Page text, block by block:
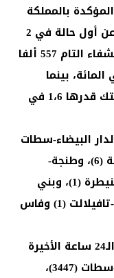
بالمملكة
إلى 615 ألف و 999 حالة منذ الإعلان عن أول حالة في 2
مارس 2020، فيما بلغ مجموع حالات الشفاء التام 557 ألفا
بنسبة تعاف تبلغ 90،5 في المائة، بينما
ارتفع عدد الوفيات إلى9732 بنسبة فتك قدرها 1،6 في
البيضاء-سطات
(10)،ومراكش-آسفي (6) وسوس-ماسة (6)، وطنجة-
تطوان-الحسيمة (6)، والرباط-سلا-القنيطرة (1)، وبني
ملال-خنيفرة (2)، و الشرق (2)، ودرعة-تافيلالت (1) وفاس
وتتوزع حالات الإصابة المسجلة خلال الـ24 ساعة الأخيرة
عبر جهات المملكة بين الدار البيضاء-سطات (3447)،